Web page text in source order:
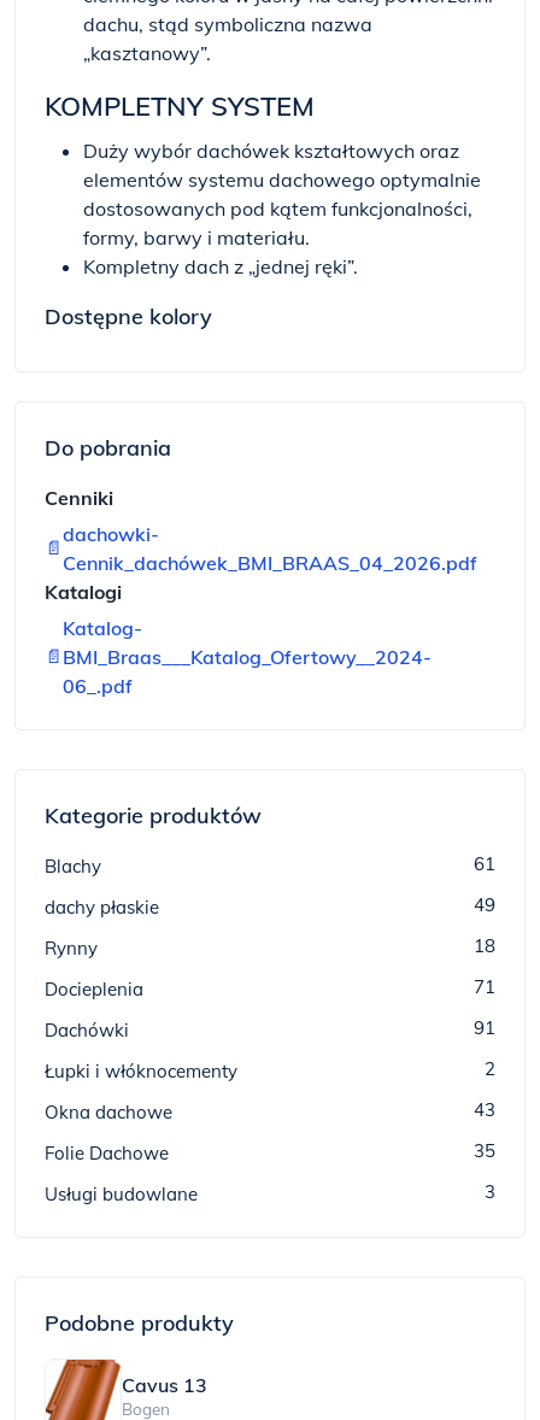
dachu, stąd symboliczna nazwa
„kasztanowy”.
KOMPLETNY SYSTEM
Duży wybór dachówek kształtowych oraz
elementów systemu dachowego optymalnie
dostosowanych pod kątem funkcjonalności,
formy, barwy i materiału.
Kompletny dach z „jednej ręki”.
Dostępne kolory
Do pobrania
Cenniki
📄
dachowki-
Cennik_dachówek_BMI_BRAAS_04_2026.pdf
Katalogi
📄
Katalog-
BMI_Braas___Katalog_Ofertowy__2024-
06_.pdf
Kategorie produktów
Blachy
61
dachy płaskie
49
Rynny
18
Docieplenia
71
Dachówki
91
Łupki i włóknocementy
2
Okna dachowe
43
Folie Dachowe
35
Usługi budowlane
3
Podobne produkty
Cavus 13
Bogen